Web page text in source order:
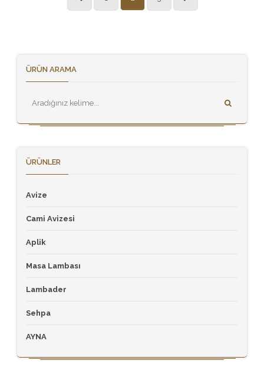
ÜRÜN ARAMA
ÜRÜNLER
Avize
Cami Avizesi
Aplik
Masa Lambası
Lambader
Sehpa
AYNA